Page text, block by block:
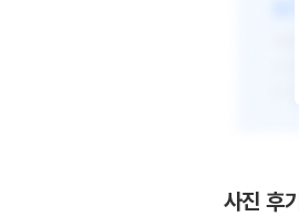
사진 후기